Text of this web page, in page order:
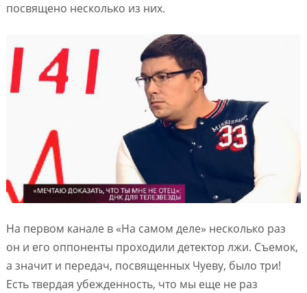
посвящено несколько из них.
На первом канале в «На самом деле» несколько раз
он и его оппоненты проходили детектор лжи. Съемок,
а значит и передач, посвященных Чуеву, было три!
Есть твердая убежденность, что мы еще не раз